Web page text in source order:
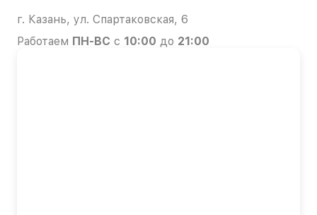
г. Казань, ул. Спартаковская, 6
Работаем ПН-ВС с 10:00 до 21:00